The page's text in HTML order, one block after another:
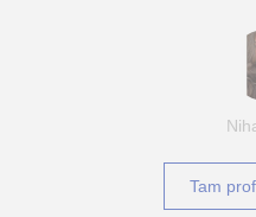
Tam